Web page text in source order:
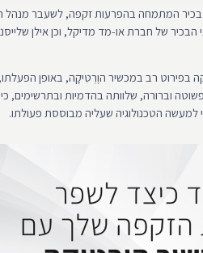
בכיר המתמחה בהפרעות זקפה, לשעבר מנהל
הבכיר של חברת או-מד מדיקל, וכן אילן
רב במכשיר הוֶרְטִיקָה, באופן הפעלתו,
וברורה, שלוותה בהדמיות ובתרשימים,
למעשה הטכנולוגיה שעליה מבוססת פעולתו.